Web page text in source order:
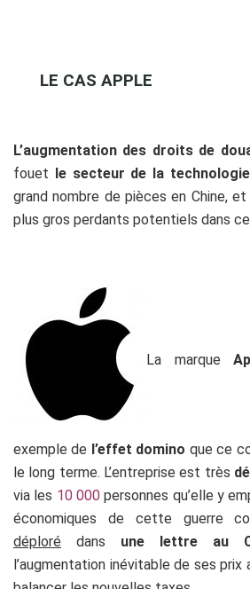
LE CAS APPLE
L’augmentation des droits de
fouet le secteur de la technologie
grand nombre de pièces en Chine,
plus gros perdants potentiels dans
La marque
exemple de l’effet domino que ce
le long terme. L’entreprise est très
via les 10 000personnes qu’elle y
économiques de cette guerre
déploré dans une lettre au
l’augmentation inévitable de ses prix